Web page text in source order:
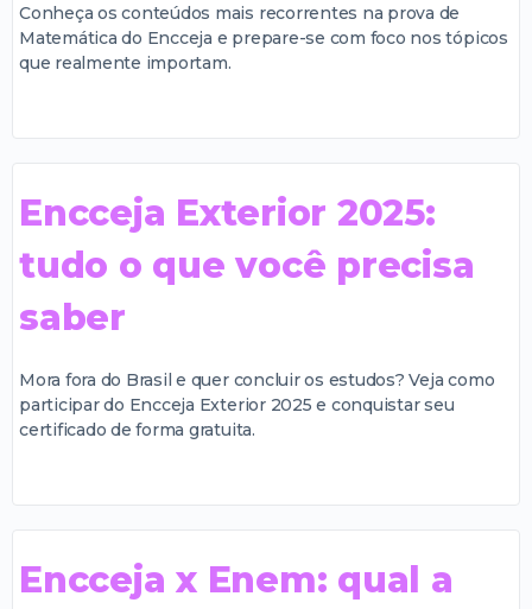
Conheça os conteúdos mais recorrentes na prova de
Matemática do Encceja e prepare-se com foco nos tópicos
que realmente importam.
Encceja Exterior 2025:
tudo o que você precisa
saber
Mora fora do Brasil e quer concluir os estudos? Veja como
participar do Encceja Exterior 2025 e conquistar seu
certificado de forma gratuita.
Encceja x Enem: qual a